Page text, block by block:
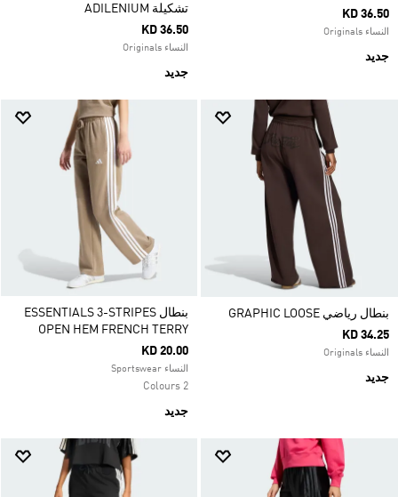
KD 36.50
النساء Originals
جديد
تشكيلة ADILENIUM
KD 36.50
النساء Originals
جديد
بنطال رياضي GRAPHIC LOOSE
KD 34.25
النساء Originals
جديد
بنطال ESSENTIALS 3-STRIPES
OPEN HEM FRENCH TERRY
KD 20.00
النساء Sportswear
2 Colours
جديد